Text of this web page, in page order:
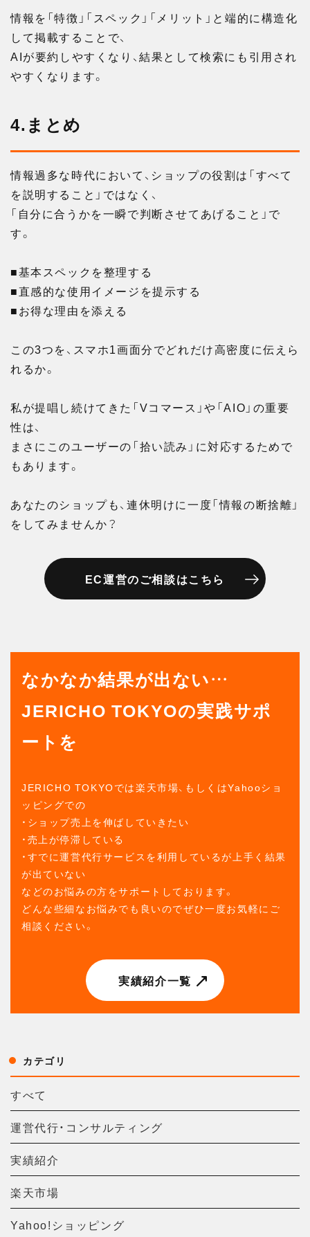
情報を「特徴」「スペック」「メリット」と端的に構造化
して掲載することで、
AIが要約しやすくなり、結果として検索にも引用され
やすくなります。
4.まとめ
情報過多な時代において、ショップの役割は「すべて
を説明すること」ではなく、
「自分に合うかを一瞬で判断させてあげること」で
す。
■基本スペックを整理する
■直感的な使用イメージを提示する
■お得な理由を添える
この3つを、スマホ1画面分でどれだけ高密度に伝えら
れるか。
私が提唱し続けてきた「Vコマース」や「AIO」の重要
性は、
まさにこのユーザーの「拾い読み」に対応するためで
もあります。
あなたのショップも、連休明けに一度「情報の断捨離」
をしてみませんか？
EC運営のご相談はこちら
なかなか結果が出ない…
JERICHO TOKYOの実践サポ
ートを
JERICHO TOKYOでは楽天市場、もしくはYahooショ
ッピングでの
・ショップ売上を伸ばしていきたい
・売上が停滞している
・すでに運営代行サービスを利用しているが上手く結果
が出ていない
などのお悩みの方をサポートしております。
どんな些細なお悩みでも良いのでぜひ一度お気軽にご
相談ください。
実績紹介一覧
カテゴリ
すべて
運営代行・コンサルティング
実績紹介
楽天市場
Yahoo!ショッピング